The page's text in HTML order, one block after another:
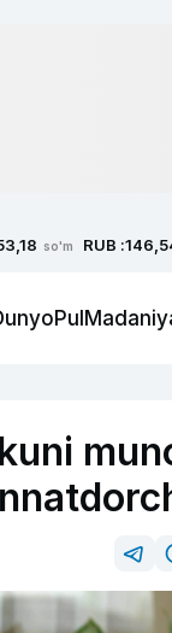
so'm RUB :
Pul